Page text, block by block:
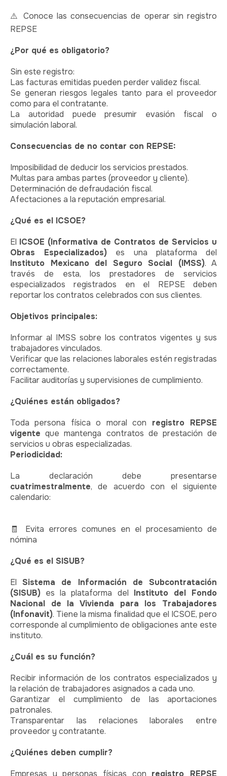
⚠️ Conoce las consecuencias de operar sin registro
REPSE
¿Por qué es obligatorio?
Sin este registro:
Las facturas emitidas pueden perder validez fiscal.
Se generan riesgos legales tanto para el proveedor
como para el contratante.
La autoridad puede presumir evasión fiscal o
simulación laboral.
Consecuencias de no contar con REPSE:
Imposibilidad de deducir los servicios prestados.
Multas para ambas partes (proveedor y cliente).
Determinación de defraudación fiscal.
Afectaciones a la reputación empresarial.
¿Qué es el ICSOE?
El ICSOE (Informativa de Contratos de Servicios u
Obras Especializados) es una plataforma del
Instituto Mexicano del Seguro Social (IMSS). A
través de esta, los prestadores de servicios
especializados registrados en el REPSE deben
reportar los contratos celebrados con sus clientes.
Objetivos principales:
Informar al IMSS sobre los contratos vigentes y sus
trabajadores vinculados.
Verificar que las relaciones laborales estén registradas
correctamente.
Facilitar auditorías y supervisiones de cumplimiento.
¿Quiénes están obligados?
Toda persona física o moral con registro REPSE
vigente que mantenga contratos de prestación de
servicios u obras especializadas.
Periodicidad:
La declaración debe presentarse
cuatrimestralmente, de acuerdo con el siguiente
calendario:
🧾 Evita errores comunes en el procesamiento de
nómina
¿Qué es el SISUB?
ElSistema de Información de Subcontratación
(SISUB) es la plataforma del Instituto del Fondo
Nacional de la Vivienda para los Trabajadores
(Infonavit). Tiene la misma finalidad que el ICSOE, pero
corresponde al cumplimiento de obligaciones ante este
instituto.
¿Cuál es su función?
Recibir información de los contratos especializados y
la relación de trabajadores asignados a cada uno.
Garantizar el cumplimiento de las aportaciones
patronales.
Transparentar las relaciones laborales entre
proveedor y contratante.
¿Quiénes deben cumplir?
Empresas y personas físicas con registro REPSE